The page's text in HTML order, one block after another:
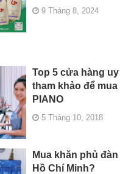
9 Tháng 8, 2024
Top 5 cửa hàng
tham khảo để
PIANO
5 Tháng 10, 2018
Mua khăn phủ
Hồ Chí Minh?